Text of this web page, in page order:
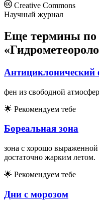
Creative Commons
Научный журнал
Еще термины по
Антициклонический
фен из свободной
🌟 Рекомендуем тебе
Бореальная зона
зона с хорошо
достаточно жарким летом.
🌟 Рекомендуем тебе
Дни с морозом